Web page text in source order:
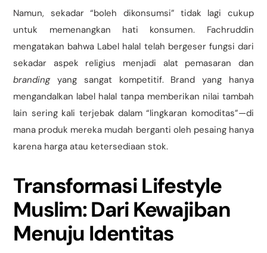
Namun, sekadar “boleh dikonsumsi” tidak lagi cukup
untuk memenangkan hati konsumen. Fachruddin
mengatakan bahwa Label halal telah bergeser fungsi dari
sekadar aspek religius menjadi alat pemasaran dan
brandingyang sangat kompetitif. Brand yang hanya
mengandalkan label halal tanpa memberikan nilai tambah
lain sering kali terjebak dalam “lingkaran komoditas”—di
mana produk mereka mudah berganti oleh pesaing hanya
karena harga atau ketersediaan stok.
Transformasi Lifestyle
Muslim: Dari Kewajiban
Menuju Identitas